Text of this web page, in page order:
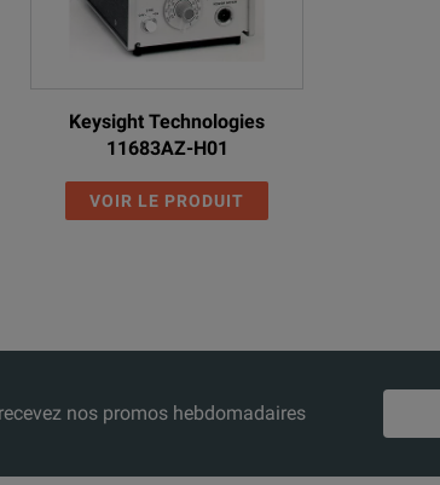
Keysight Technologies
11683AZ-H01
VOIR LE PRODUIT
nos promos hebdomadaires